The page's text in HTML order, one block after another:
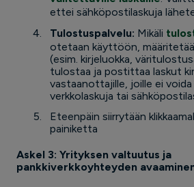
ettei sähköpostilaskuja
Tulostuspalvelu: Mikäli
otetaan käyttöön,
(esim. kirjeluokka,
tulostaa ja postittaa laskut
vastaanottajille, joille ei
verkkolaskuja tai
Eteenpäin siirrytään
painiketta
Askel 3: Yrityksen valtuutus ja
pankkiverkkoyhteyden